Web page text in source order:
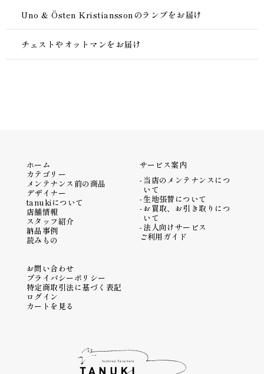
Uno & Östen Kristianssonのランプをお届け
チェストやオットマンをお届け
ホーム
カテゴリー
メンテナンス前の商品
デザイナー
tanukiについて
店舗情報
スタッフ紹介
納品事例
読みもの
サービス案内
当店のメンテナンスにつ
いて
生地張替について
お買取、お引き取りにつ
いて
法人向けサービス
ご利用ガイド
お問い合わせ
プライバシーポリシー
特定商取引法に基づく表記
ログイン
カートを見る